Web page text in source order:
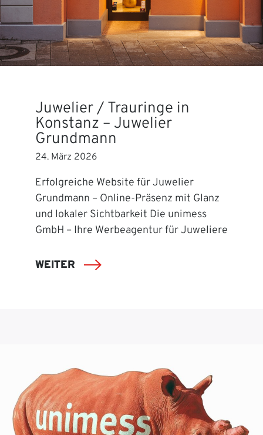
Juwelier / Trauringe in
Konstanz – Juwelier
Grundmann
24. März 2026
Erfolgreiche Website für Juwelier
Grundmann – Online-Präsenz mit Glanz
und lokaler Sichtbarkeit Die unimess
GmbH – Ihre Werbeagentur für Juweliere
WEITER